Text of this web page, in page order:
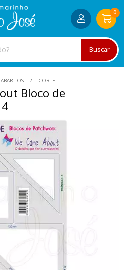
Buscar
0
CORTE
Bloco de